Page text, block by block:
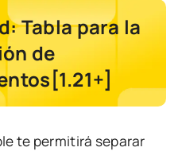
Tabla para la
de
te permitirá separar